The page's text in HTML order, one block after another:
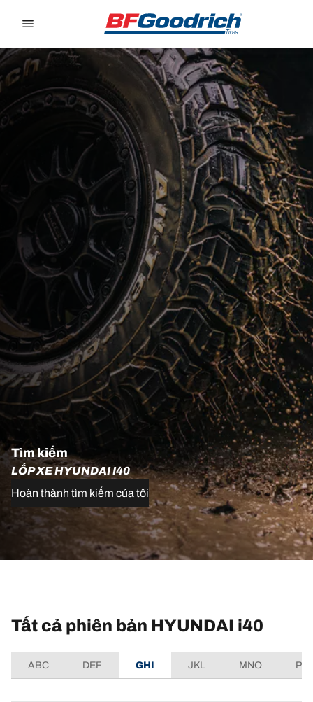
Tìm kiếm
LỐP XE HYUNDAI I40
Hoàn thành tìm kiếm của tôi
Tất cả phiên bản HYUNDAI i40
ABC DEF GHI JKL MNO